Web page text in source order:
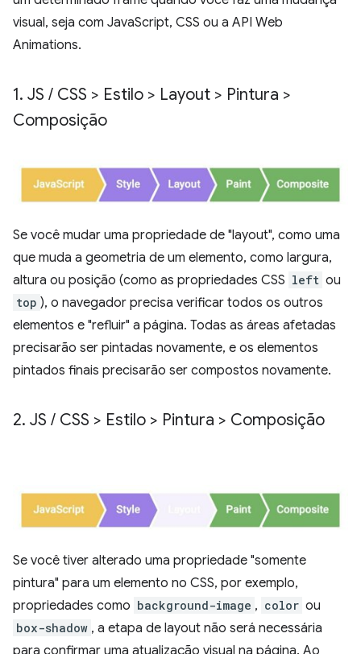
visual, seja com JavaScript, CSS ou a API Web
Animations.
1. JS / CSS > Estilo > Layout > Pintura >
Composição
Se você mudar uma propriedade de "layout", como uma
que muda a geometria de um elemento, como largura,
altura ou posição (como as propriedades CSS left ou
top ), o navegador precisa verificar todos os outros
elementos e "refluir" a página. Todas as áreas afetadas
precisarão ser pintadas novamente, e os elementos
pintados finais precisarão ser compostos novamente.
2. JS / CSS > Estilo > Pintura > Composição
Se você tiver alterado uma propriedade "somente
pintura" para um elemento no CSS, por exemplo,
propriedades como background-image , color ou
box-shadow , a etapa de layout não será necessária